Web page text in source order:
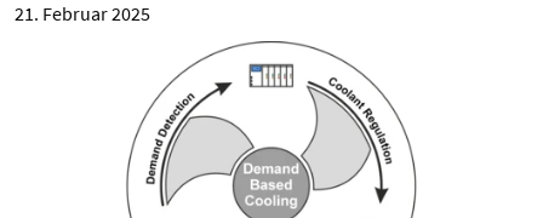
21. Februar 2025